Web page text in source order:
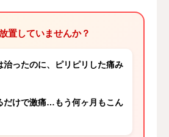
置していませんか？
治ったのに、ピリピリした痛み
だけで激痛…もう何ヶ月もこん